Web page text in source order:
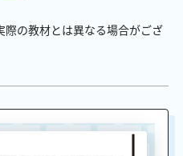
の教材とは異なる場合がござ